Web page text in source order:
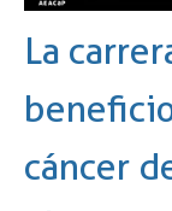
La
cáncer